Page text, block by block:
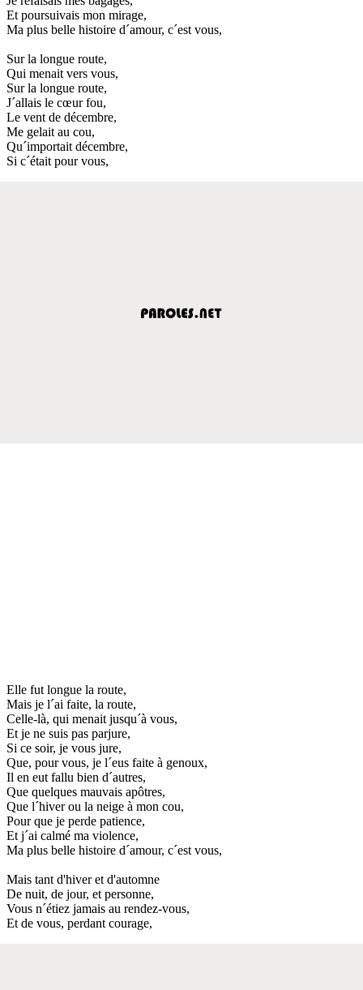
Et poursuivais mon mirage,
Ma plus belle histoire d´amour, c´est vous,
Sur la longue route,
Qui menait vers vous,
Sur la longue route,
J´allais le cœur fou,
Le vent de décembre,
Me gelait au cou,
Qu´importait décembre,
Si c´était pour vous,
Elle fut longue la route,
Mais je l´ai faite, la route,
Celle-là, qui menait jusqu´à vous,
Et je ne suis pas parjure,
Si ce soir, je vous jure,
Que, pour vous, je l´eus faite à genoux,
Il en eut fallu bien d´autres,
Que quelques mauvais apôtres,
Que l´hiver ou la neige à mon cou,
Pour que je perde patience,
Et j´ai calmé ma violence,
Ma plus belle histoire d´amour, c´est vous,
Mais tant d'hiver et d'automne
De nuit, de jour, et personne,
Vous n´étiez jamais au rendez-vous,
Et de vous, perdant courage,